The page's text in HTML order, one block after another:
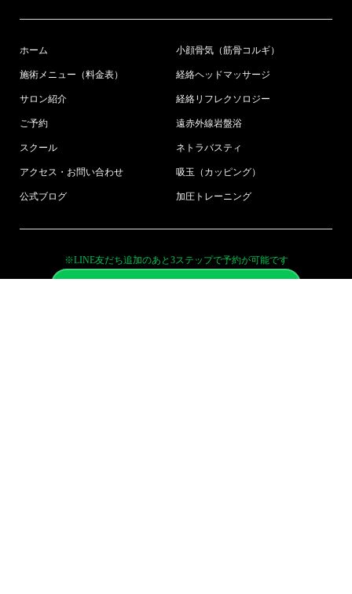
ホーム
施術メニュー（料金表）
サロン紹介
ご予約
スクール
アクセス・お問い合わせ
公式ブログ
小顔骨気（筋骨コルギ）
経絡ヘッドマッサージ
経絡リフレクソロジー
遠赤外線岩盤浴
ネトラバスティ
吸玉（カッピング）
加圧トレーニング
※LINE友だち追加のあと3ステップで予約が可能です